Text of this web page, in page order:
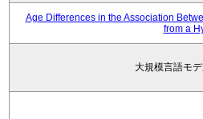
Age Differences in the Association
from a
大規模言語モ